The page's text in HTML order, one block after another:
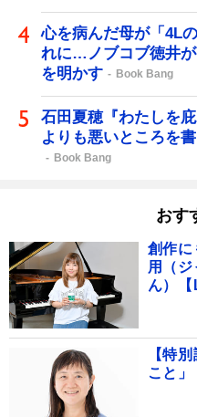
心を病んだ母が「4L
れに…ノブコブ徳井
を明かす
Book Bang
石田夏穂『わたしを
よりも悪いところを
Book Bang
おす
創作に
用（
ん）
【特
こと